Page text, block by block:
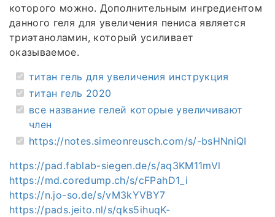
которого можно. Дополнительным ингредиентом
данного геля для увеличения пениса является
триэтаноламин, который усиливает
оказываемое.
титан гель для увеличения инструкция
титан гель 2020
все название гелей которые увеличивают
член
https://notes.simeonreusch.com/s/-bsHNniQI
https://pad.fablab-siegen.de/s/aq3KM11mVl
https://md.coredump.ch/s/cFPahD1_i
https://n.jo-so.de/s/vM3kYVBY7
https://pads.jeito.nl/s/qks5ihuqK-